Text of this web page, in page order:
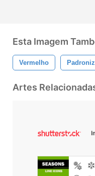
Esta Imagem
Vermelho
Artes